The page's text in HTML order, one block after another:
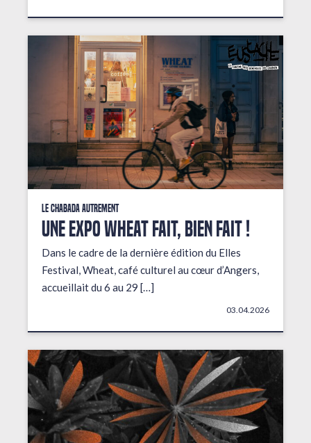
Le Chabada autrement
Une expo wheat fait, bien fait !
Dans le cadre de la dernière édition du Elles
Festival, Wheat, café culturel au cœur d’Angers,
accueillait du 6 au 29 […]
03.04.2026